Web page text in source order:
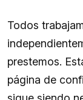
Todos
prestemos.
página de